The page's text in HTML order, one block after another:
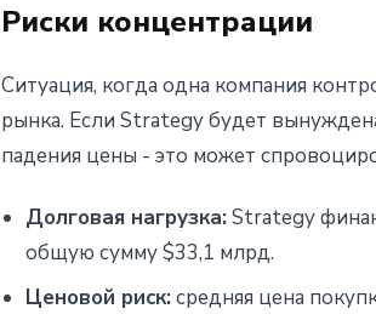
Риски концентрации
Ситуация, когда одна компания
рынка. Если Strategy будет
падения цены - это может
Долговая нагрузка:Strategy
общую сумму $33,1 млрд.
Ценовой риск:средняя цена